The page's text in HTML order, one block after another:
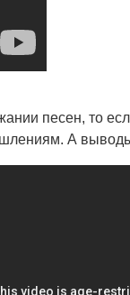
песен, то
А